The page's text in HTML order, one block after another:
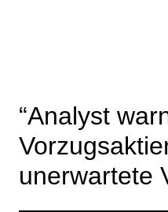
“Analyst
unerwartete